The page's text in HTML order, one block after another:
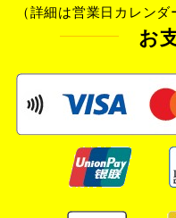
（詳細は営業日カレンダ
お